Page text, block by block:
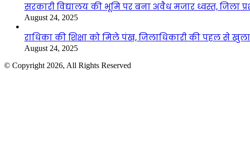
सरकारी विद्यालय की भूमि पर बना अवैध मजार ध्वस्त, जिला
August 24, 2025
राधिका की शिक्षा को मिले पंख, जिलाधिकारी की पहल से खुला
August 24, 2025
© Copyright 2026, All Rights Reserved